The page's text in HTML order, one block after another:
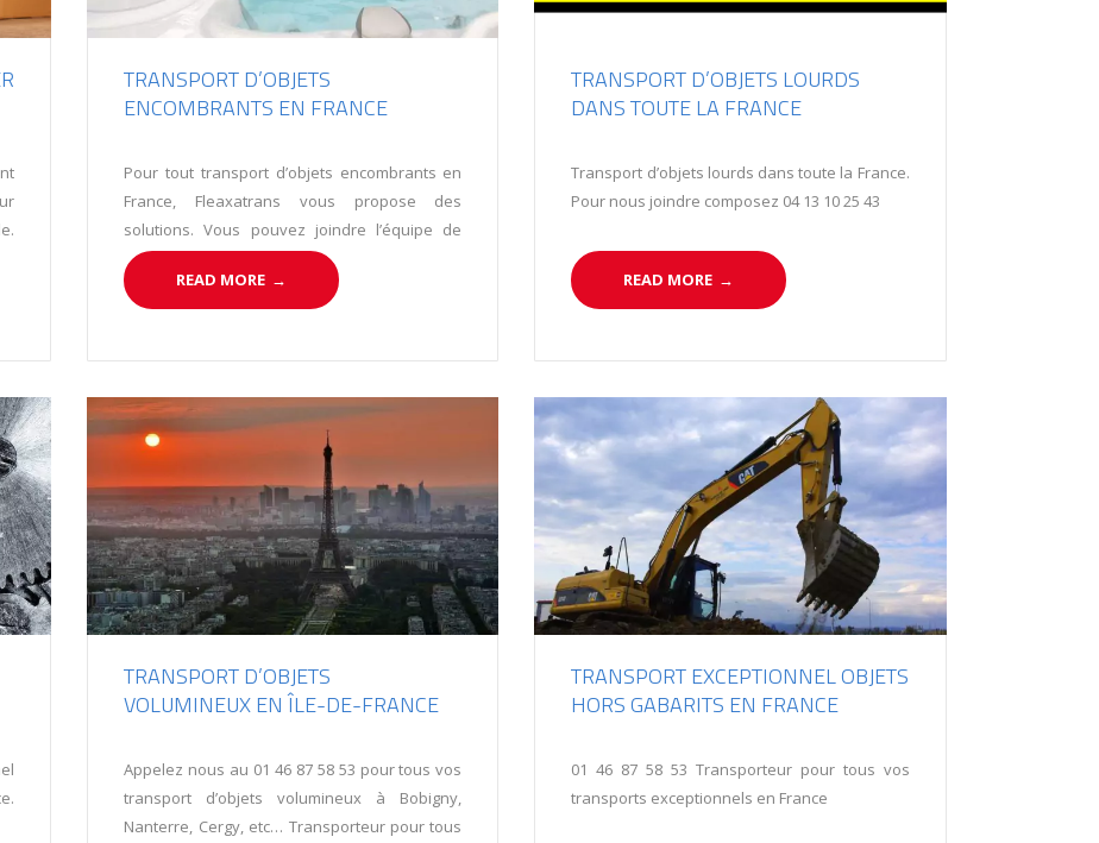
TRANSPORT D’OBJETS
ENCOMBRANTS EN FRANCE
Pour tout transport d’objets encombrants en
France, Fleaxatrans vous propose des
solutions. Vous pouvez joindre l’équipe de
Flexatrans au 04 13 10 25 43. Notre société est
spécialisée dans tout type de chargements,
dont celui d’objets lourds et volumineux.
READ MORE →
TRANSPORT D’OBJETS LOURDS
DANS TOUTE LA FRANCE
Transport d’objets lourds dans toute la France.
Pour nous joindre composez 04 13 10 25 43
READ MORE →
TRANSPORT D’OBJETS
VOLUMINEUX EN ÎLE-DE-FRANCE
Appelez nous au 01 46 87 58 53 pour tous vos
transport d’objets volumineux à Bobigny,
Nanterre, Cergy, etc… Transporteur pour tous
TRANSPORT EXCEPTIONNEL OBJETS
HORS GABARITS EN FRANCE
01 46 87 58 53 Transporteur pour tous vos
transports exceptionnels en France